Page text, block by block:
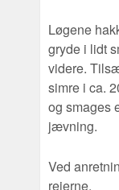
Løgene
gryde i lidt
videre.
simre i ca.
og smages
jævning.
Ved
rejerne.